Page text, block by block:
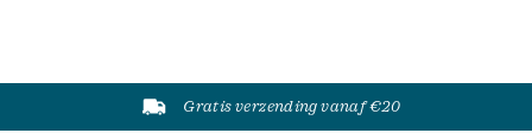
Gratis verzending vanaf €20